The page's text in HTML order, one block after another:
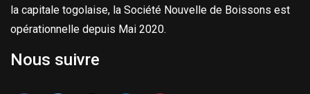
la capitale togolaise, la Société Nouvelle de Boissons est
opérationnelle depuis Mai 2020.
Nous suivre